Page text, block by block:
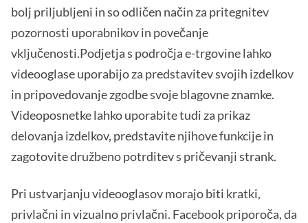
bolj priljubljeni in so odličen način za pritegnitev
pozornosti uporabnikov in povečanje
vključenosti.Podjetja s področja e-trgovine lahko
videooglase uporabijo za predstavitev svojih izdelkov
in pripovedovanje zgodbe svoje blagovne znamke.
Videoposnetke lahko uporabite tudi za prikaz
delovanja izdelkov, predstavite njihove funkcije in
zagotovite družbeno potrditev s pričevanji strank.
Pri ustvarjanju videooglasov morajo biti kratki,
privlačni in vizualno privlačni. Facebook priporoča, da